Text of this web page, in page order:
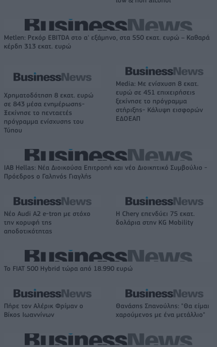
Metlen: Ρεκόρ EBITDA στο α' εξάμηνο, στα 550 εκατ. ευρώ – Καθαρά
κέρδη 313 εκατ. ευρώ
Χρηματοδότηση 8 εκατ. ευρώ
σε 843 μέσα ενημέρωσης-
Ξεκίνησε το πενταετές
πρόγραμμα ενίσχυσης του
Τύπου
Media: Με ενίσχυση 8 εκατ.
ευρώ σε 451 επιχειρήσεις
ξεκίνησε το πρόγραμμα
στήριξης- Κάλυψη εισφορών
ΕΔΟΕΑΠ
IAB Hellas: Νέα Διοικούσα Επιτροπή και νέο Διοικητικό Συμβούλιο -
Πρόεδρος ο Γαληνός Γιαγλής
Νέο Audi A2 e-tron με στόχο
την κορυφή της
αποδοτικότητας
Η Chery επενδύει 75 εκατ.
δολάρια στην KG Mobility
Το FIAT 500 Hybrid τώρα από 18.990 ευρώ
Πήρε τον Αλέρικ Φρίμαν ο
Βίκος Ιωαννίνων
Θανάσης Σπανούλης: "Θα είμαι
χαρούμενος με ένα μετάλλιο"